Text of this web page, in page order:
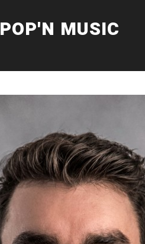
POP'N MUSIC